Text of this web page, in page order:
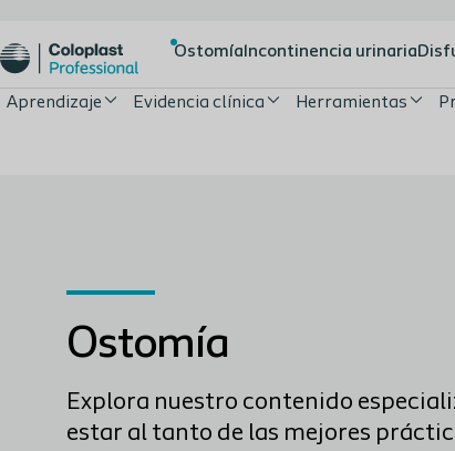
Ostomía Incontinencia urinaria
Aprendizaje Evidencia clínica Herramientas
Ostomía
Explora nuestro contenido
estar al tanto de las mejores